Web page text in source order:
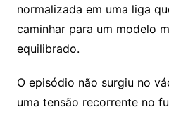
normalizada em uma liga
caminhar para um modelo
equilibrado.
O episódio não surgiu no
uma tensão recorrente no